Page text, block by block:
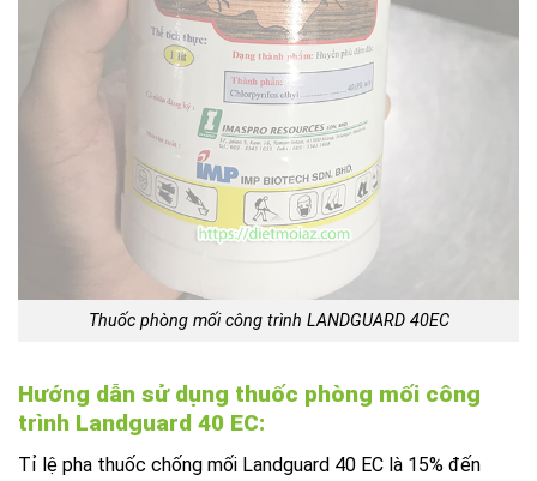
Thuốc phòng mối công trình LANDGUARD 40EC
Hướng dẫn sử dụng thuốc phòng mối công
trình Landguard 40 EC:
Tỉ lệ pha thuốc chống mối Landguard 40 EC là 15% đến